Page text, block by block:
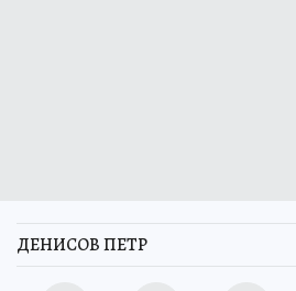
ДЕНИСОВ ПЕТР